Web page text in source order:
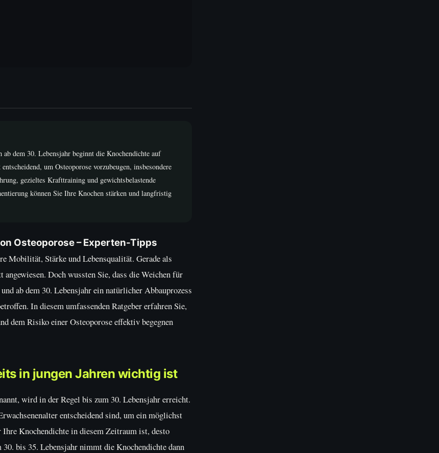
dem 30. Lebensjahr beginnt die Knochendichte auf
um Osteoporose vorzubeugen, insbesondere
gezieltes Krafttraining und gewichtsbelastende
können Sie Ihre Knochen stärken und langfristig
Osteoporose – Experten-Tipps
Mobilität, Stärke und Lebensqualität. Gerade als
Doch wussten Sie, dass die Weichen für
ab dem 30. Lebensjahr ein natürlicher Abbauprozess
In diesem umfassenden Ratgeber erfahren Sie,
dem Risiko einer Osteoporose effektiv begegnen
in jungen Jahren wichtig ist
wird in der Regel bis zum 30. Lebensjahr erreicht.
entscheidend sind, um ein möglichst
Ihre Knochendichte in diesem Zeitraum ist, desto
bis 35. Lebensjahr nimmt die Knochendichte dann